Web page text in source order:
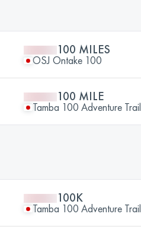
100 MILES
OSJ Ontake 100
100 MILE
Tamba 100 Adventure Trail
100K
Tamba 100 Adventure Trail